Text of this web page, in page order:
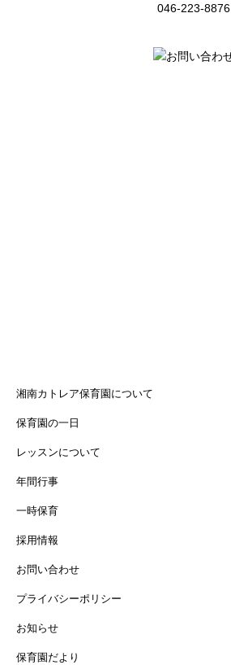
046-223-8876
湘南カトレア保育園について
保育園の一日
レッスンについて
年間行事
一時保育
採用情報
お問い合わせ
プライバシーポリシー
お知らせ
保育園だより